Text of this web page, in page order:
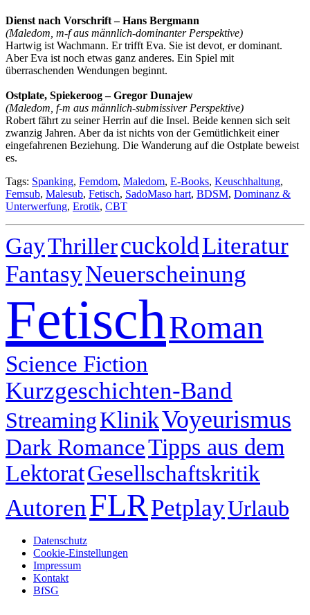
Dienst nach Vorschrift – Hans Bergmann
(Maledom, m-f aus männlich-dominanter Perspektive)
Hartwig ist Wachmann. Er trifft Eva. Sie ist devot, er dominant.
Aber Eva ist noch etwas ganz anderes. Ein Spiel mit
überraschenden Wendungen beginnt.
Ostplate, Spiekeroog – Gregor Dunajew
(Maledom, f-m aus männlich-submissiver Perspektive)
Robert fährt zu seiner Herrin auf die Insel. Beide kennen sich seit
zwanzig Jahren. Aber da ist nichts von der Gemütlichkeit einer
eingefahrenen Beziehung. Die Wanderung auf die Ostplate beweist
es.
Tags: Spanking, Femdom, Maledom, E-Books, Keuschhaltung,
Femsub, Malesub, Fetisch, SadoMaso hart, BDSM, Dominanz &
Unterwerfung, Erotik, CBT
GayThrillercuckoldLiteratur
FantasyNeuerscheinung
FetischRoman
Science Fiction
Kurzgeschichten-Band
StreamingKlinikVoyeurismus
Dark RomanceTipps aus dem
LektoratGesellschaftskritik
AutorenFLRPetplayUrlaub
Datenschutz
Cookie-Einstellungen
Impressum
Kontakt
BfSG